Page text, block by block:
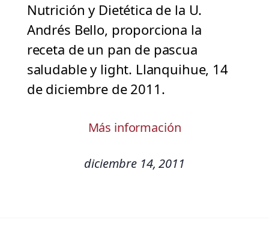
Nutrición y Dietética de la U.
Andrés Bello, proporciona la
receta de un pan de pascua
saludable y light. Llanquihue, 14
de diciembre de 2011.
Más información
diciembre 14, 2011